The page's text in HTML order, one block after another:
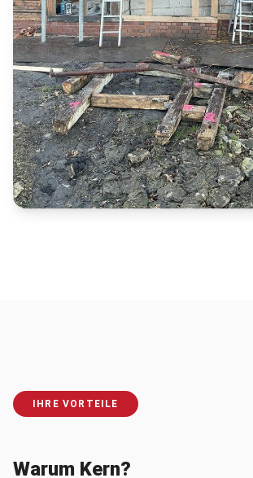
IHRE VORTEILE
Warum Kern?